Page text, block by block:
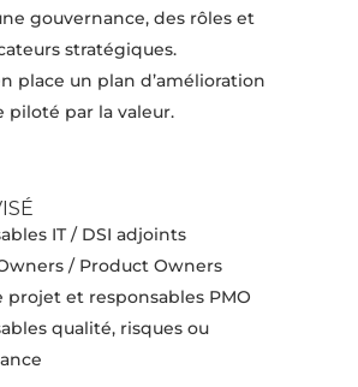
gouvernance, des rôles et
stratégiques.
place un plan d’amélioration
piloté par la valeur.
IT / DSI adjoints
/ Product Owners
projet et responsables PMO
qualité, risques ou